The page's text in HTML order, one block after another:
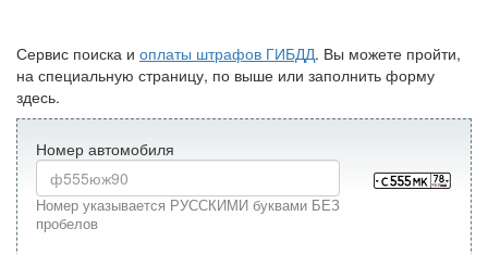
Сервис поиска и оплаты штрафов ГИБДД. Вы можете пройти,
на специальную страницу, по выше или заполнить форму
здесь.
Номер автомобиля
Номер указывается РУССКИМИ буквами БЕЗ
пробелов